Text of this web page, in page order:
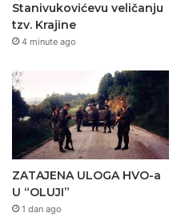
Stanivukovićevu veličanju
tzv. Krajine
4 minute ago
ZATAJENA ULOGA HVO-a
U “OLUJI”
1 dan ago